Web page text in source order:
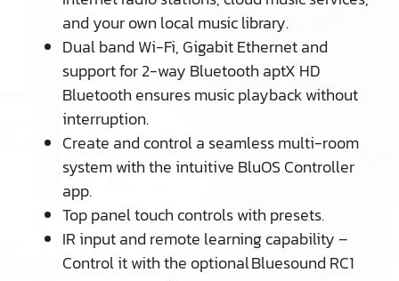
and your own local music library.
Dual band Wi-Fi, Gigabit Ethernet and
support for 2-way Bluetooth aptX HD
Bluetooth ensures music playback without
interruption.
Create and control a seamless multi-room
system with the intuitive BluOS Controller
app.
Top panel touch controls with presets.
IR input and remote learning capability –
Control it with the optional Bluesound RC1